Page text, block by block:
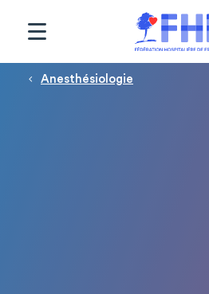
Fil d'Ariane
Anesthésiologie
Panneau de gestion des cookies